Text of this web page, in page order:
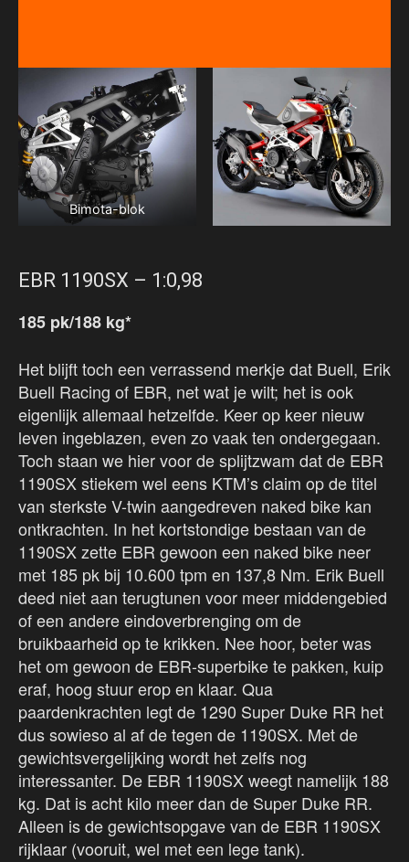
Bimota-blok
EBR 1190SX – 1:0,98
185 pk/188 kg*
Het blijft toch een verrassend merkje dat Buell, Erik
Buell Racing of EBR, net wat je wilt; het is ook
eigenlijk allemaal hetzelfde. Keer op keer nieuw
leven ingeblazen, even zo vaak ten ondergegaan.
Toch staan we hier voor de splijtzwam dat de EBR
1190SX stiekem wel eens KTM’s claim op de titel
van sterkste V-twin aangedreven naked bike kan
ontkrachten. In het kortstondige bestaan van de
1190SX zette EBR gewoon een naked bike neer
met 185 pk bij 10.600 tpm en 137,8 Nm. Erik Buell
deed niet aan terugtunen voor meer middengebied
of een andere eindoverbrenging om de
bruikbaarheid op te krikken. Nee hoor, beter was
het om gewoon de EBR-superbike te pakken, kuip
eraf, hoog stuur erop en klaar. Qua
paardenkrachten legt de 1290 Super Duke RR het
dus sowieso al af de tegen de 1190SX. Met de
gewichtsvergelijking wordt het zelfs nog
interessanter. De EBR 1190SX weegt namelijk 188
kg. Dat is acht kilo meer dan de Super Duke RR.
Alleen is de gewichtsopgave van de EBR 1190SX
rijklaar (vooruit, wel met een lege tank).